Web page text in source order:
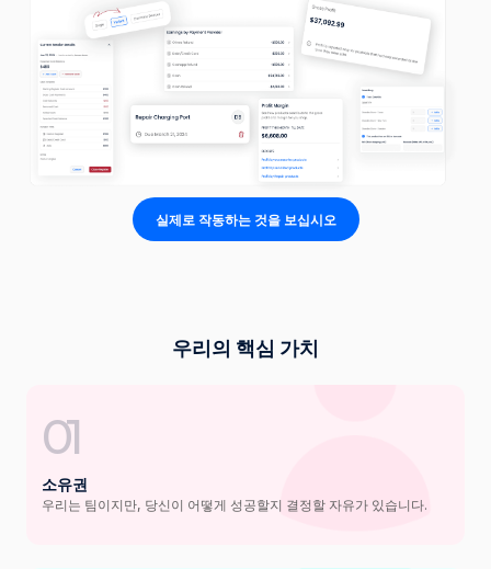
실제로 작동하는 것을 보십시오
우리의 핵심 가치
01
소유권
우리는 팀이지만, 당신이 어떻게 성공할지 결정할 자유가 있습니다.